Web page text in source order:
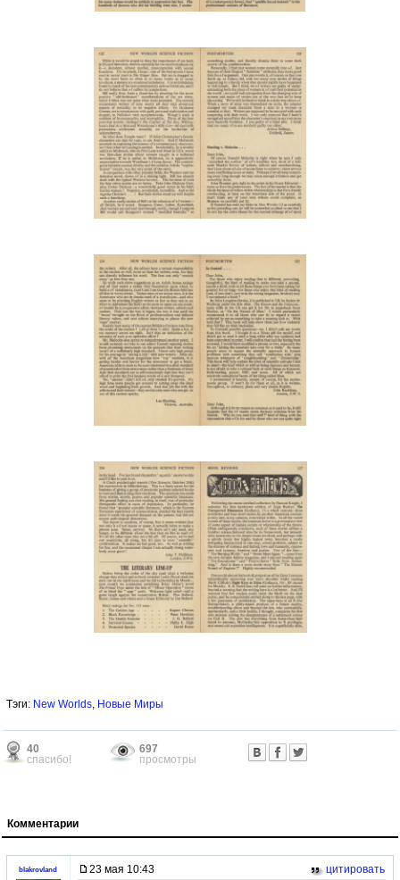
Тэги: New Worlds, Новые Миры
40
спасибо!
697
просмотры
Комментарии
blakrovland 23 мая 10:43
цитировать